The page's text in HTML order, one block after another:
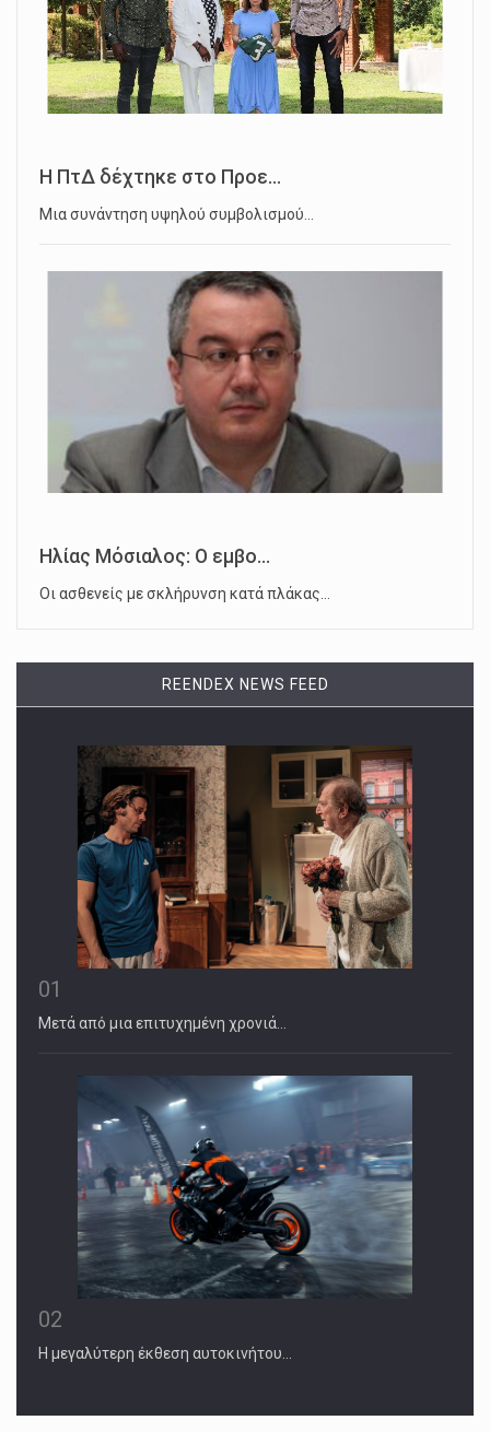
Η ΠτΔ δέχτηκε στο Προε...
Μια συνάντηση υψηλού συμβολισμού…
Ηλίας Μόσιαλος: Ο εμβο...
Οι ασθενείς με σκλήρυνση κατά πλάκας…
REENDEX NEWS FEED
01
Μετά από μια επιτυχημένη χρονιά…
02
Η μεγαλύτερη έκθεση αυτοκινήτου…